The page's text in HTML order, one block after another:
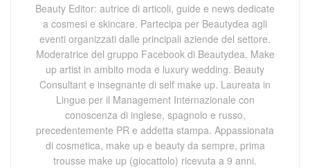
Beauty Editor: autrice di articoli, guide e news dedicate
a cosmesi e skincare. Partecipa per Beautydea agli
eventi organizzati dalle principali aziende del settore.
Moderatrice del gruppo Facebook di Beautydea. Make
up artist in ambito moda e luxury wedding. Beauty
Consultant e insegnante di self make up. Laureata in
Lingue per il Management Internazionale con
conoscenza di inglese, spagnolo e russo,
precedentemente PR e addetta stampa. Appassionata
di cosmetica, make up e beauty da sempre, prima
trousse make up (giocattolo) ricevuta a 9 anni.